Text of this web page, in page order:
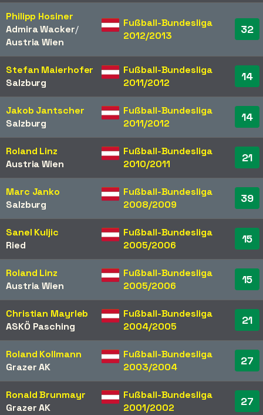
Philipp Hosiner
Admira Wacker/​
Austria Wien
Fußball-Bundesliga
2012/2013
32
Stefan Maierhofer
Salzburg
Fußball-Bundesliga
2011/2012
14
Jakob Jantscher
Salzburg
Fußball-Bundesliga
2011/2012
14
Roland Linz
Austria Wien
Fußball-Bundesliga
2010/2011
21
Marc Janko
Salzburg
Fußball-Bundesliga
2008/2009
39
Sanel Kuljic
Ried
Fußball-Bundesliga
2005/2006
15
Roland Linz
Austria Wien
Fußball-Bundesliga
2005/2006
15
Christian Mayrleb
ASKÖ Pasching
Fußball-Bundesliga
2004/2005
21
Roland Kollmann
Grazer AK
Fußball-Bundesliga
2003/2004
27
Ronald Brunmayr
Grazer AK
Fußball-Bundesliga
2001/2002
27